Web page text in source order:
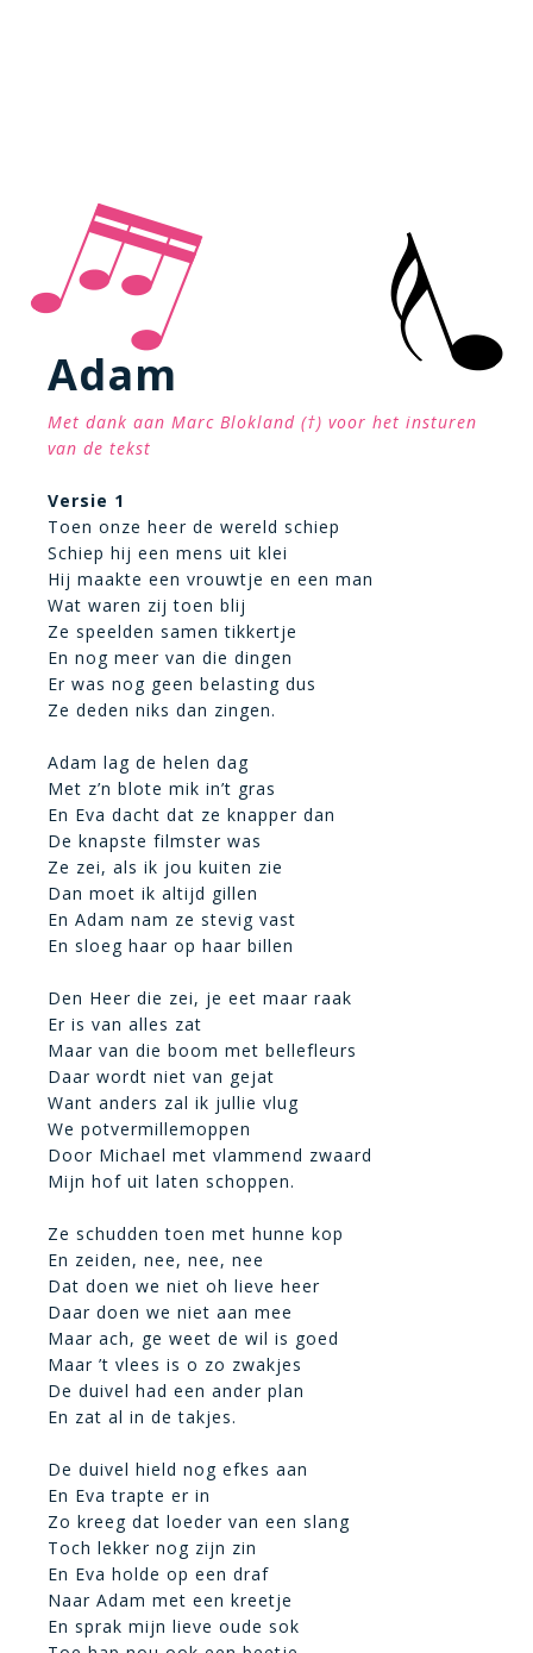
Adam
Met dank aan Marc Blokland (†) voor het insturen
van de tekst
Versie 1
Toen onze heer de wereld schiep
Schiep hij een mens uit klei
Hij maakte een vrouwtje en een man
Wat waren zij toen blij
Ze speelden samen tikkertje
En nog meer van die dingen
Er was nog geen belasting dus
Ze deden niks dan zingen.
Adam lag de helen dag
Met z’n blote mik in’t gras
En Eva dacht dat ze knapper dan
De knapste filmster was
Ze zei, als ik jou kuiten zie
Dan moet ik altijd gillen
En Adam nam ze stevig vast
En sloeg haar op haar billen
Den Heer die zei, je eet maar raak
Er is van alles zat
Maar van die boom met bellefleurs
Daar wordt niet van gejat
Want anders zal ik jullie vlug
We potvermillemoppen
Door Michael met vlammend zwaard
Mijn hof uit laten schoppen.
Ze schudden toen met hunne kop
En zeiden, nee, nee, nee
Dat doen we niet oh lieve heer
Daar doen we niet aan mee
Maar ach, ge weet de wil is goed
Maar ’t vlees is o zo zwakjes
De duivel had een ander plan
En zat al in de takjes.
De duivel hield nog efkes aan
En Eva trapte er in
Zo kreeg dat loeder van een slang
Toch lekker nog zijn zin
En Eva holde op een draf
Naar Adam met een kreetje
En sprak mijn lieve oude sok